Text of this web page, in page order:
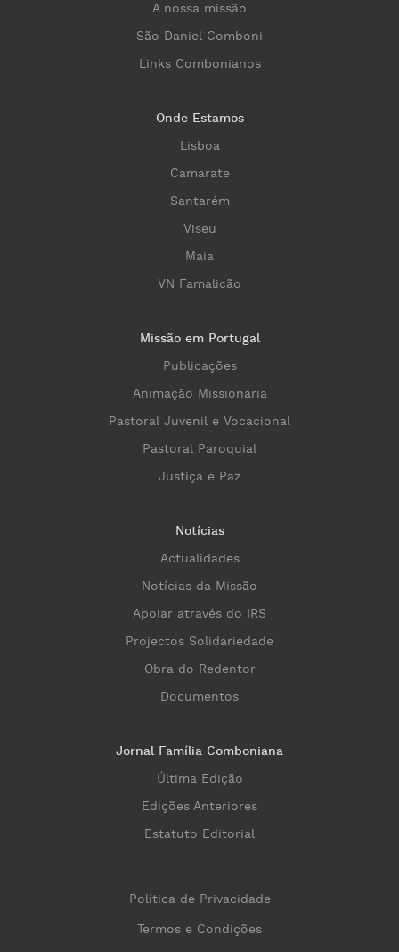
A nossa missão
São Daniel Comboni
Links Combonianos
Onde Estamos
Lisboa
Camarate
Santarém
Viseu
Maia
VN Famalicão
Missão em Portugal
Publicações
Animação Missionária
Pastoral Juvenil e Vocacional
Pastoral Paroquial
Justiça e Paz
Notícias
Actualidades
Notícias da Missão
Apoiar através do IRS
Projectos Solidariedade
Obra do Redentor
Documentos
Jornal Família Comboniana
Última Edição
Edições Anteriores
Estatuto Editorial
Política de Privacidade
Termos e Condições